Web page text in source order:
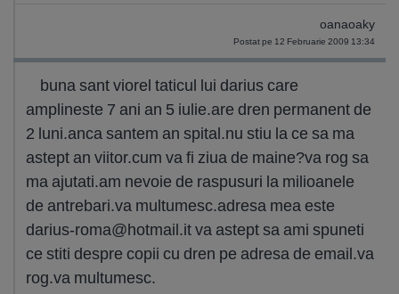
oanaoaky
Postat pe 12 Februarie 2009 13:34
buna sant viorel taticul lui darius care
amplineste 7 ani an 5 iulie.are dren permanent de
2 luni.anca santem an spital.nu stiu la ce sa ma
astept an viitor.cum va fi ziua de maine?va rog sa
ma ajutati.am nevoie de raspusuri la milioanele
de antrebari.va multumesc.adresa mea este
darius-roma@hotmail.itva astept sa ami spuneti
ce stiti despre copii cu dren pe adresa de email.va
rog.va multumesc.